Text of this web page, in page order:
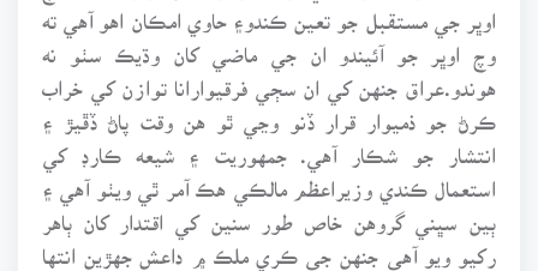
اوڀر جي مستقبل جو تعين ڪندو۽ حاوي امڪان اهو آهي ته
وچ اوڀر جو آئيندو ان جي ماضي کان وڌيڪ سٺو نه
هوندو.عراق جنهن کي ان سڄي فرقيوارانا توازن کي خراب
ڪرڻ جو ذميوار قرار ڏنو وڃي ٿو هن وقت پاڻ ڏڦيڙ ۽
انتشار جو شڪار آهي. جمهوريت ۽ شيعه ڪارڊ کي
استعمال ڪندي وزيراعظم مالڪي هڪ آمر ٿي ويٺو آهي ۽
ٻين سڀني گروهن خاص طور سنين کي اقتدار کان ٻاهر
رکيو ويو آهي جنهن جي ڪري ملڪ ۾ داعش جهڙين انتها